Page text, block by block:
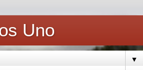
Uno
▼